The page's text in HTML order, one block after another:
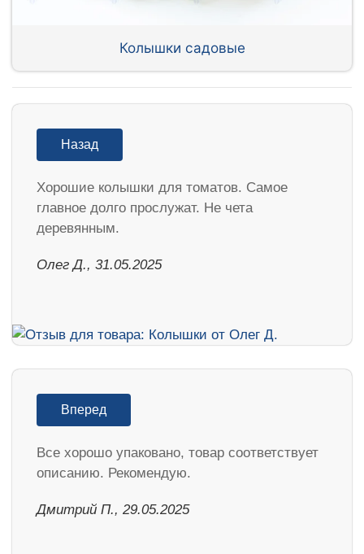
Колышки садовые
Назад
Хорошие колышки для томатов. Самое
главное долго прослужат. Не чета
деревянным.
Олег Д., 31.05.2025
Вперед
Все хорошо упаковано, товар соответствует
описанию. Рекомендую.
Дмитрий П., 29.05.2025